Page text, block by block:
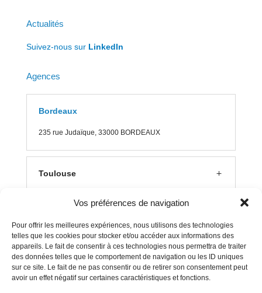
Vos préférences de navigation
Pour offrir les meilleures expériences, nous utilisons des technologies
telles que les cookies pour stocker et/ou accéder aux informations des
appareils. Le fait de consentir à ces technologies nous permettra de traiter
des données telles que le comportement de navigation ou les ID uniques
sur ce site. Le fait de ne pas consentir ou de retirer son consentement peut
avoir un effet négatif sur certaines caractéristiques et fonctions.
Actualités
Suivez-nous sur LinkedIn
Agences
Bordeaux
235 rue Judaïque, 33000 BORDEAUX
Toulouse
Aix en Provence